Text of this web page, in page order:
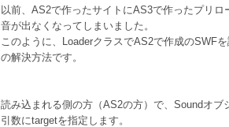
以前、AS2で作ったサイトにAS3で作ったプリロ
音が出なくなってしまいました。
このように、LoaderクラスでAS2で作成のSWF
の解決方法です。
読み込まれる側の方（AS2の方）で、Soundオブ
引数にtargetを指定します。